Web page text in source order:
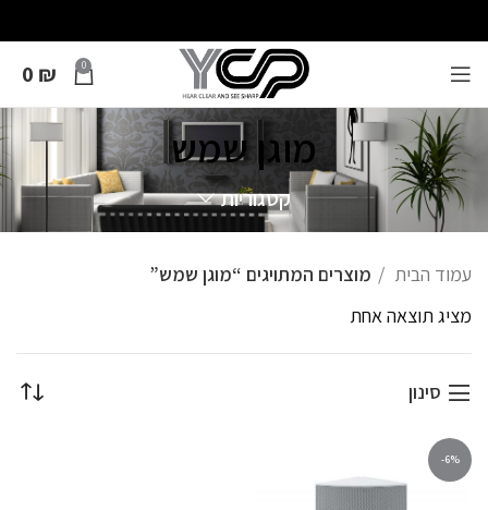
0
0 ₪
מוגן שמש
קטגוריות
עמוד הבית
מוצרים המתויגים “מוגן שמש”
מציג תוצאה אחת
סינון
-6%